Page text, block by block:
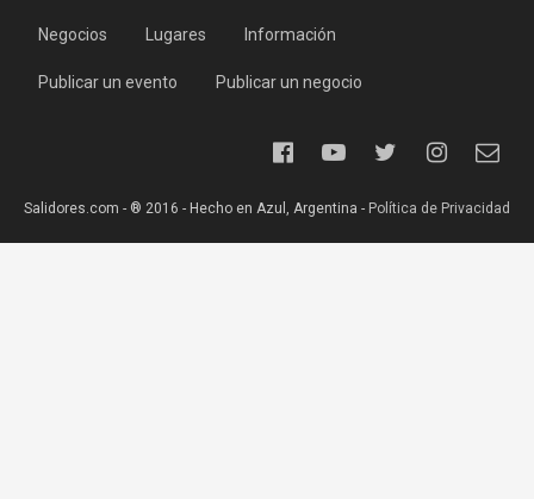
Negocios Lugares Información
Publicar un evento Publicar un negocio
Salidores.com - ® 2016 - Hecho en Azul, Argentina - Política de Privacidad